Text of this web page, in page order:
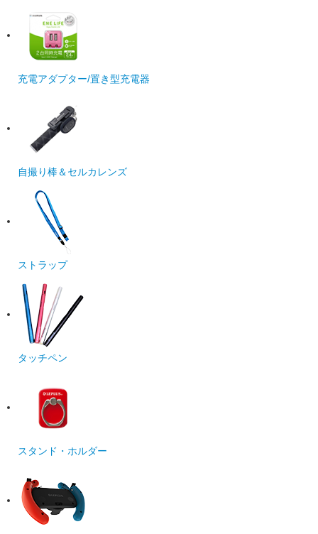
充電アダプター/置き型充電器
自撮り棒＆セルカレンズ
ストラップ
タッチペン
スタンド・ホルダー